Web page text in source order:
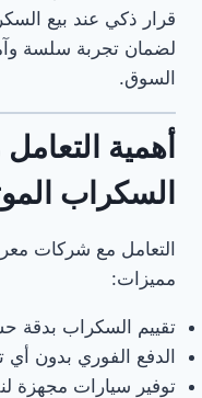
قرار ذكي عند بيع
لضمان تجربة سلسة
السوق.
أهمية
السكراب
التعامل مع شركات
مميزات:
تقييم السكراب بدقة
الدفع الفوري بدون أي
توفير سيارات مجهزة